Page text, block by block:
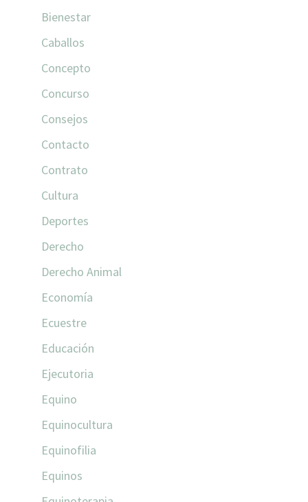
Bienestar
Caballos
Concepto
Concurso
Consejos
Contacto
Contrato
Cultura
Deportes
Derecho
Derecho Animal
Economía
Ecuestre
Educación
Ejecutoria
Equino
Equinocultura
Equinofilia
Equinos